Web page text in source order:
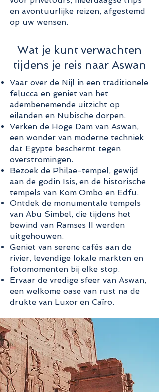
en avontuurlijke reizen, afgestemd
op uw wensen.
Wat je kunt verwachten
tijdens je reis naar Aswan
Vaar over de Nijl in een traditionele
felucca en geniet van het
adembenemende uitzicht op
eilanden en Nubische dorpen.
Verken de Hoge Dam van Aswan,
een wonder van moderne techniek
dat Egypte beschermt tegen
overstromingen.
Bezoek de Philae-tempel, gewijd
aan de godin Isis, en de historische
tempels van Kom Ombo en Edfu.
Ontdek de monumentale tempels
van Abu Simbel, die tijdens het
bewind van Ramses II werden
uitgehouwen.
Geniet van serene cafés aan de
rivier, levendige lokale markten en
fotomomenten bij elke stop.
Ervaar de vredige sfeer van Aswan,
een welkome oase van rust na de
drukte van Luxor en Caïro.